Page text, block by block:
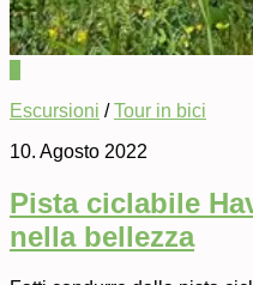
Escursioni /Tour in bici
10. Agosto 2022
Pista ciclabile
nella bellezza